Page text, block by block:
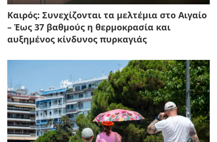
Καιρός: Συνεχίζονται τα μελτέμια στο Αιγαίο
– Έως 37 βαθμούς η θερμοκρασία και
αυξημένος κίνδυνος πυρκαγιάς